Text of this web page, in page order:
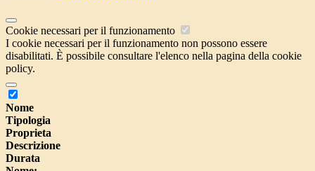
Cookie necessari per il funzionamento
I cookie necessari per il funzionamento non possono essere
disabilitati. È possibile consultare l'elenco nella pagina della cookie
policy.
Nome
Tipologia
Proprieta
Descrizione
Durata